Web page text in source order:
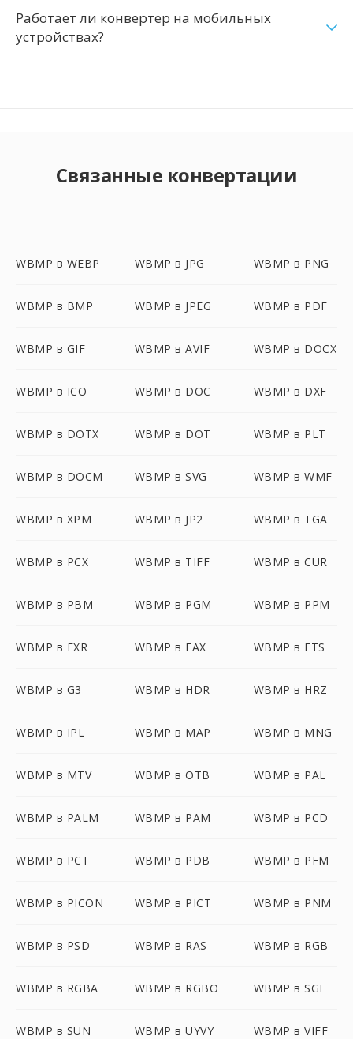
Работает ли конвертер на мобильных
устройствах?
Связанные конвертации
WBMP в WEBP WBMP в JPG WBMP в PNG
WBMP в BMP WBMP в JPEG WBMP в PDF
WBMP в GIF WBMP в AVIF WBMP в DOCX
WBMP в ICO WBMP в DOC WBMP в DXF
WBMP в DOTX WBMP в DOT WBMP в PLT
WBMP в DOCM WBMP в SVG WBMP в WMF
WBMP в XPM WBMP в JP2 WBMP в TGA
WBMP в PCX WBMP в TIFF WBMP в CUR
WBMP в PBM WBMP в PGM WBMP в PPM
WBMP в EXR WBMP в FAX WBMP в FTS
WBMP в G3 WBMP в HDR WBMP в HRZ
WBMP в IPL WBMP в MAP WBMP в MNG
WBMP в MTV WBMP в OTB WBMP в PAL
WBMP в PALM WBMP в PAM WBMP в PCD
WBMP в PCT WBMP в PDB WBMP в PFM
WBMP в PICON WBMP в PICT WBMP в PNM
WBMP в PSD WBMP в RAS WBMP в RGB
WBMP в RGBA WBMP в RGBO WBMP в SGI
WBMP в SUN WBMP в UYVY WBMP в VIFF